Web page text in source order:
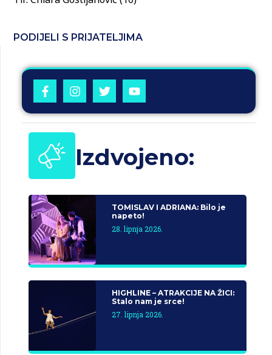
PODIJELI S PRIJATELJIMA
Izdvojeno:
TOMISLAV I ADRIANA: Bilo je
napeto!
28. lipnja 2026.
HIGHLINE – ATRAKCIJE NA ŽICI:
Stalo nam je srce!
27. lipnja 2026.